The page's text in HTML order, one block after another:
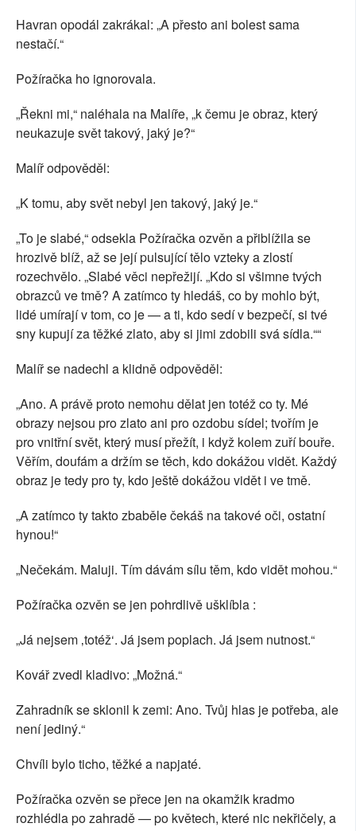
Havran opodál zakrákal: „A přesto ani bolest sama
nestačí.“
Požíračka ho ignorovala.
„Řekni mi,“ naléhala na Malíře, „k čemu je obraz, který
neukazuje svět takový, jaký je?“
Malíř odpověděl:
„K tomu, aby svět nebyl jen takový, jaký je.“
„To je slabé,“ odsekla Požíračka ozvěn a přiblížila se
hrozivě blíž, až se její pulsující tělo vzteky a zlostí
rozechvělo. „Slabé věci nepřežijí. „Kdo si všimne tvých
obrazců ve tmě? A zatímco ty hledáš, co by mohlo být,
lidé umírají v tom, co je — a ti, kdo sedí v bezpečí, si tvé
sny kupují za těžké zlato, aby si jimi zdobili svá sídla.““
Malíř se nadechl a klidně odpověděl:
„Ano. A právě proto nemohu dělat jen totéž co ty. Mé
obrazy nejsou pro zlato ani pro ozdobu sídel; tvořím je
pro vnitřní svět, který musí přežít, i když kolem zuří bouře.
Věřím, doufám a držím se těch, kdo dokážou vidět. Každý
obraz je tedy pro ty, kdo ještě dokážou vidět i ve tmě.
„A zatímco ty takto zbaběle čekáš na takové oči, ostatní
hynou!“
„Nečekám. Maluji. Tím dávám sílu těm, kdo vidět mohou.“
Požíračka ozvěn se jen pohrdlivě ušklíbla :
„Já nejsem ‚totéž‘. Já jsem poplach. Já jsem nutnost.“
Kovář zvedl kladivo: „Možná.“
Zahradník se sklonil k zemi: Ano. Tvůj hlas je potřeba, ale
není jediný.“
Chvíli bylo ticho, těžké a napjaté.
Požíračka ozvěn se přece jen na okamžik kradmo
rozhlédla po zahradě — po květech, které nic nekřičely, a